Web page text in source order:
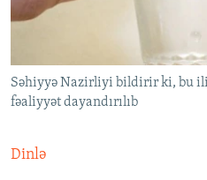
İSLAM VƏ DEMOKRATIYA
İZ - MƏDƏNIYYƏT PROQRAMI
PEŞƏ ETIKASI VƏ JURNALISTIKA
MATERIALLARIMIZDAN ISTIFADƏ
AZADLIQRADIOSU MOBIL
XƏBƏR BÜLLETENLƏRIMIZ
BIZI IZLƏ
RFE/RL-in bütün saytları
Səhiyyə Nazirliyi bildirir ki, bu
fəaliyyət dayandırılıb
Dinlə